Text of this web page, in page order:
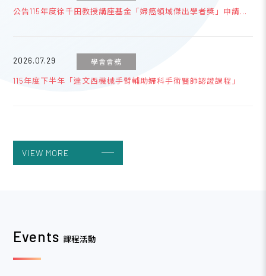
公告115年度徐千田教授講座基金「婦癌領域傑出學者獎」申請事
2026.07.29 學會會務
115年度下半年「達文西機械手臂輔助婦科手術醫師認證課程」
115年度會員旅遊-7/31-8/2【3天2夜南臺灣墾丁之旅】
VIEW MORE
Events 課程活動